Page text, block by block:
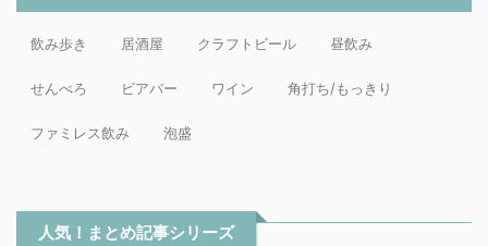
飲み歩き 居酒屋 クラフトビール 昼飲み
せんべろ ビアバー ワイン 角打ち/もっきり
ファミレス飲み 泡盛
人気！まとめ記事シリーズ